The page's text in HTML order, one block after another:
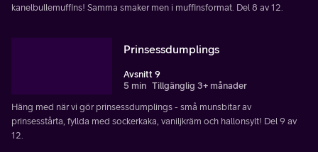
kanelbullemuffins! Samma smaker men i muffinsformat. Del 8 av 12.
Prinsessdumplings
Avsnitt 9
5 min Tillgänglig 3+ månader
Häng med när vi gör prinsessdumplings - små munsbitar av
prinsesstårta, fyllda med sockerkaka, vaniljkräm och hallonsylt! Del 9 av
12.